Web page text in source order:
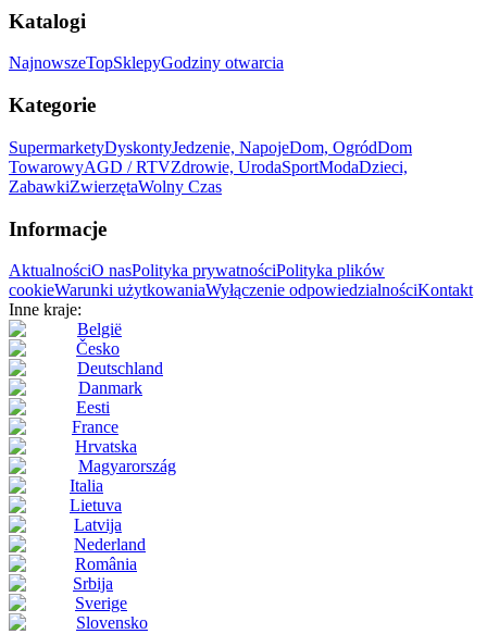
Katalogi
NajnowszeTopSklepyGodziny otwarcia
Kategorie
SupermarketyDyskontyJedzenie, NapojeDom, OgródDom
TowarowyAGD / RTVZdrowie, UrodaSportModaDzieci,
ZabawkiZwierzętaWolny Czas
Informacje
AktualnościO nasPolityka prywatnościPolityka plików
cookieWarunki użytkowaniaWyłączenie odpowiedzialnościKontakt
Inne kraje:
België
Česko
Deutschland
Danmark
Eesti
France
Hrvatska
Magyarország
Italia
Lietuva
Latvija
Nederland
România
Srbija
Sverige
Slovensko